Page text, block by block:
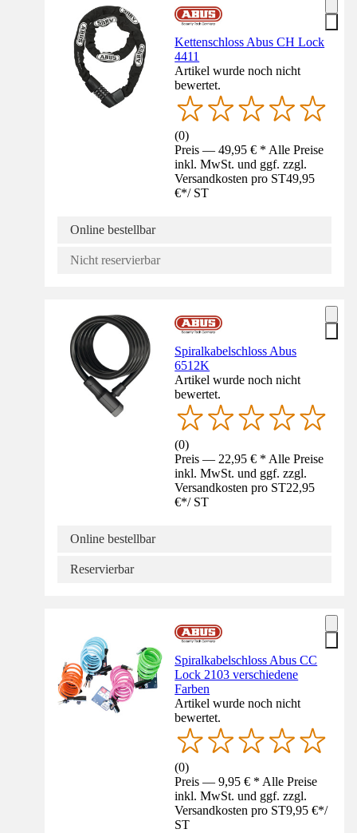
Kettenschloss Abus CH Lock
4411
Artikel wurde noch nicht
bewertet.
(0)
Preis — 49,95 € * Alle Preise
inkl. MwSt. und ggf. zzgl.
Versandkosten pro ST49,95
€*/ ST
Online bestellbar
Nicht reservierbar
Spiralkabelschloss Abus
6512K
Artikel wurde noch nicht
bewertet.
(0)
Preis — 22,95 € * Alle Preise
inkl. MwSt. und ggf. zzgl.
Versandkosten pro ST22,95
€*/ ST
Online bestellbar
Reservierbar
Spiralkabelschloss Abus CC
Lock 2103 verschiedene
Farben
Artikel wurde noch nicht
bewertet.
(0)
Preis — 9,95 € * Alle Preise
inkl. MwSt. und ggf. zzgl.
Versandkosten pro ST9,95 €*/
ST